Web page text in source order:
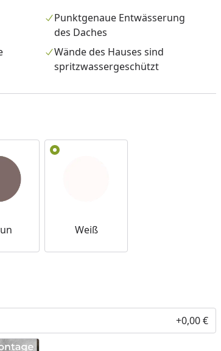
Punktgenaue Entwässerung
des Daches
Wände des Hauses sind
spritzwassergeschützt
Weiß
+0,00 €